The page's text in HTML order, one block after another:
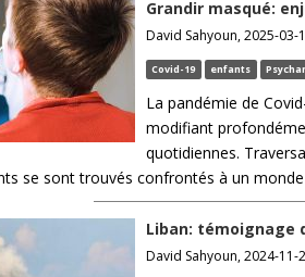
Grandir masqué:
David Sahyoun, 2025-03-
Covid-19 enfants
La pandémie de
modifiant
quotidiennes.
se sont trouvés confrontés à un monde
Liban: témoignage
David Sahyoun, 2024-11-